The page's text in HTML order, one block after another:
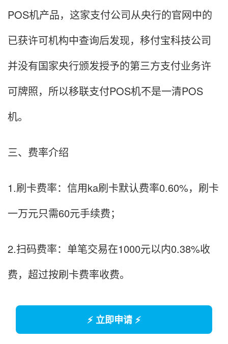
POS机产品，这家支付公司从央行的官网中的
已获许可机构中查询后发现，移付宝科技公司
并没有国家央行颁发授予的第三方支付业务许
可牌照，所以移联支付POS机不是一清POS
机。
三、费率介绍
1.刷卡费率：信用ka刷卡默认费率0.60%，刷卡
一万元只需60元手续费；
2.扫码费率：单笔交易在1000元以内0.38%收
费，超过按刷卡费率收费。
⚡ 立即申请 ⚡